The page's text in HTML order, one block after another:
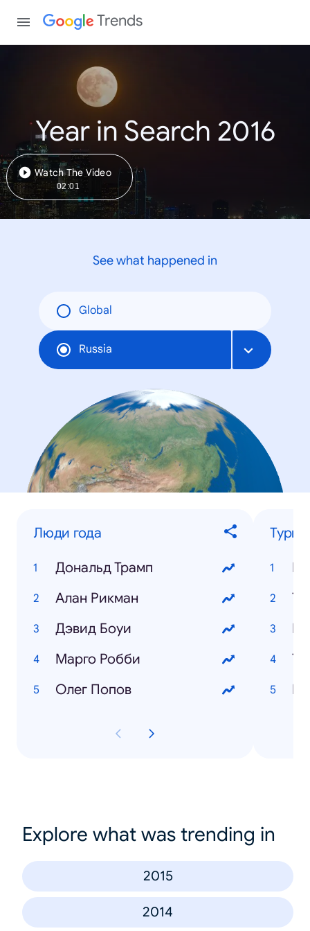
Trends
Year in Search 2016
Watch The Video
02:01
See what happened in
Global
Russia
Люди года
Дональд Трамп
Алан Рикман
Дэвид Боуи
Марго Робби
Олег Попов
Explore what was trending in
2015
2014